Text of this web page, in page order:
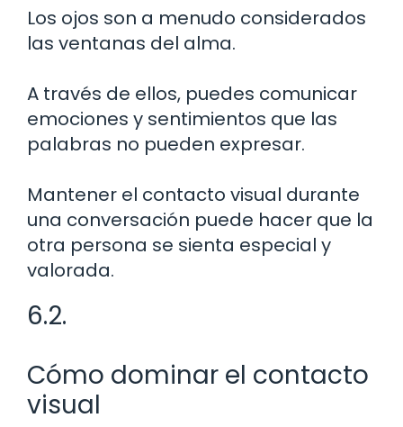
Los ojos son a menudo considerados
las ventanas del alma.
A través de ellos, puedes comunicar
emociones y sentimientos que las
palabras no pueden expresar.
Mantener el contacto visual durante
una conversación puede hacer que la
otra persona se sienta especial y
valorada.
6.2.
Cómo dominar el contacto
visual